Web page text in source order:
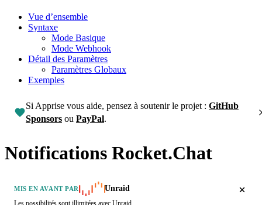
Vue d’ensemble
Syntaxe
Mode Basique
Mode Webhook
Détail des Paramètres
Paramètres Globaux
Exemples
Si Apprise vous aide, pensez à soutenir le projet : GitHub
Sponsors ou PayPal.
Notifications Rocket.Chat
MIS EN AVANT PAR Unraid